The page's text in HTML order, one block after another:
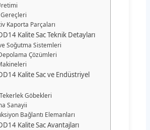
Kaporta Parçaları
Kalite Sac Teknik Detayları
Soğutma Sistemleri
Çözümleri
Kalite Sac ve Endüstriyel
Göbekleri
Sanayii
Bağlantı Elemanları
Kalite Sac Avantajları